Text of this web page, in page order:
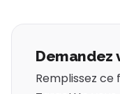
Demandez
Remplissez